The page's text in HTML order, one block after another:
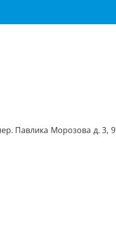
Павлика Морозова д. 3,